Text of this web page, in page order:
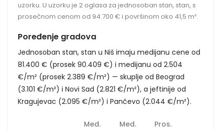
uzorku. U uzorku je 2 oglasa za jednosoban stan, stan, s
prosečnom cenom od 94.700 € i površinom oko 41,5 m².
Poređenje gradova
Jednosoban stan, stan u Niš imaju medijanu cene od
81.400 € (prosek 90.409 €) i medijanu od 2.504
€/m² (prosek 2.389 €/m²) — skuplje od Beograd
(3.101 €/m²) i Novi Sad (2.821 €/m²), a jeftinije od
Kragujevac (2.095 €/m²) i Pančevo (2.044 €/m²).
Med.
Med.
Pros.